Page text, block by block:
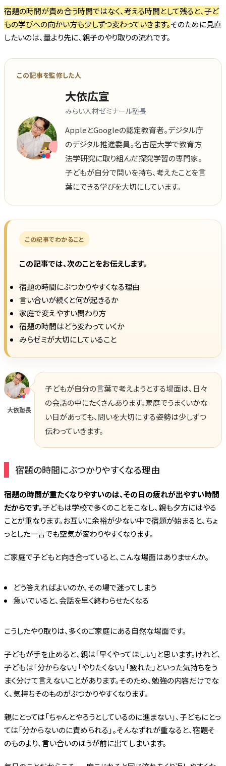
宿題の時間が責め合う時間ではなく、考える時間として残ると、子ど
もの学びへの向かい方も少しずつ変わっていきます。そのために見直
したいのは、量より先に、親子のやり取りの流れです。
この記事を監修した人
大依広宣
みらい人材ゼミナール塾長
AppleとGoogleの認定教育者。デジタル庁
のデジタル推進委員。名古屋大学で教育方
法学研究に取り組んだ探究学習の専門家。
子どもが自分で問いを持ち、考えたことを言
葉にできる学びを大切にしています。
この記事でわかること
この記事では、次のことをお伝えします。
宿題の時間にぶつかりやすくなる理由
言い合いが続くと何が起きるか
家庭で変えやすい関わり方
宿題の時間はどう変わっていくか
みらゼミが大切にしていること
大依塾長
子どもが自分の言葉で考えようとする場面は、日々
の会話の中にたくさんあります。家庭でうまくいかな
い日があっても、問いを大切にする姿勢は少しずつ
伝わっていきます。
宿題の時間にぶつかりやすくなる理由
宿題の時間が重たくなりやすいのは、その日の疲れが出やすい時間
だからです。子どもは学校で多くのことをこなし、親も夕方にはやる
ことが重なります。お互いに余裕が少ない中で宿題が始まると、ちょ
っとした一言でも空気が変わりやすくなります。
ご家庭で子どもと向き合っていると、こんな場面はありませんか。
どう答えればよいのか、その場で迷ってしまう
急いでいると、会話を早く終わらせたくなる
こうしたやり取りは、多くのご家庭にある自然な場面です。
子どもが手を止めると、親は「早くやってほしい」と思います。けれど、
子どもは「分からない」「やりたくない」「疲れた」といった気持ちをう
まく分けて言えないことがあります。そのため、勉強の内容だけでな
く、気持ちそのものがぶつかりやすくなります。
親にとっては「ちゃんとやろうとしているのに進まない」、子どもにとっ
ては「分からないのに責められる」。そんなずれが重なると、宿題そ
のものより、言い合いのほうが前に出てしまいます。